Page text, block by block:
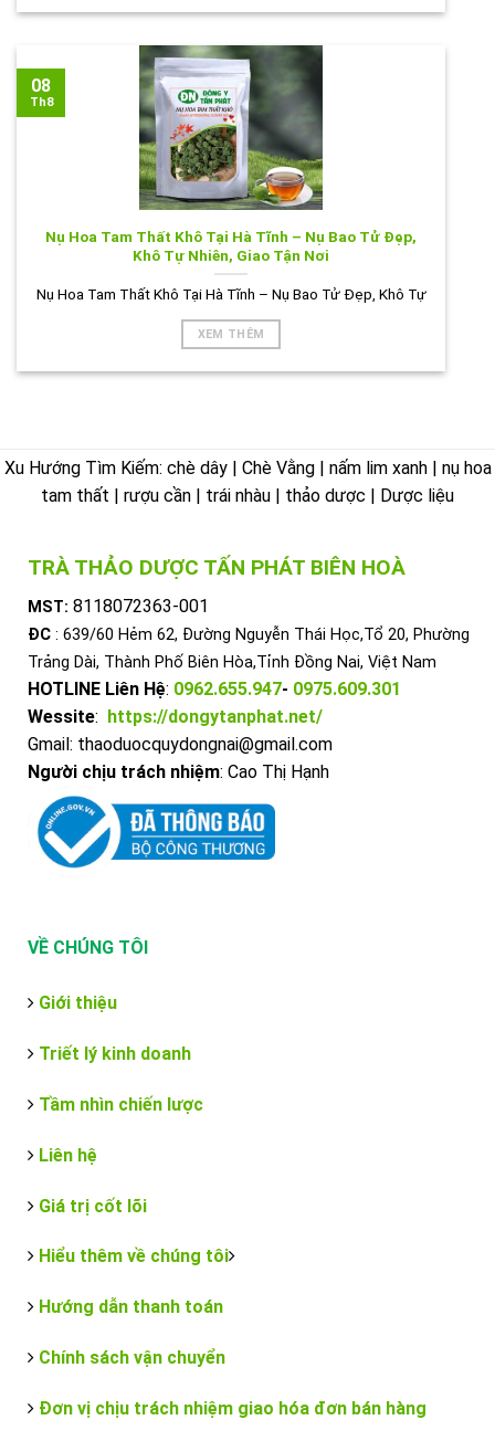
Nụ Hoa Tam Thất Khô Tại Hà Tĩnh – Nụ Bao Tử Đẹp,
Khô Tự Nhiên, Giao Tận Nơi
Nụ Hoa Tam Thất Khô Tại Hà Tĩnh – Nụ Bao Tử Đẹp, Khô Tự
XEM THÊM
08
Th8
Xu Hướng Tìm Kiếm: chè dây | Chè Vằng | nấm lim xanh | nụ hoa
tam thất | rượu cần | trái nhàu | thảo dược | Dược liệu
TRÀ THẢO DƯỢC TẤN PHÁT BIÊN HOÀ
MST: 8118072363-001
ĐC : 639/60 Hẻm 62, Đường Nguyễn Thái Học,Tổ 20, Phường
Trảng Dài, Thành Phố Biên Hòa,Tỉnh Đồng Nai, Việt Nam
HOTLINE Liên Hệ: 0962.655.947- 0975.609.301
Wessite: https://dongytanphat.net/
Gmail: thaoduocquydongnai@gmail.com
Người chịu trách nhiệm: Cao Thị Hạnh
VỀ CHÚNG TÔI
Giới thiệu
Triết lý kinh doanh
Tầm nhìn chiến lược
Liên hệ
Giá trị cốt lõi
Hiểu thêm về chúng tôi
Hướng dẫn thanh toán
Chính sách vận chuyển
Đơn vị chịu trách nhiệm giao hóa đơn bán hàng